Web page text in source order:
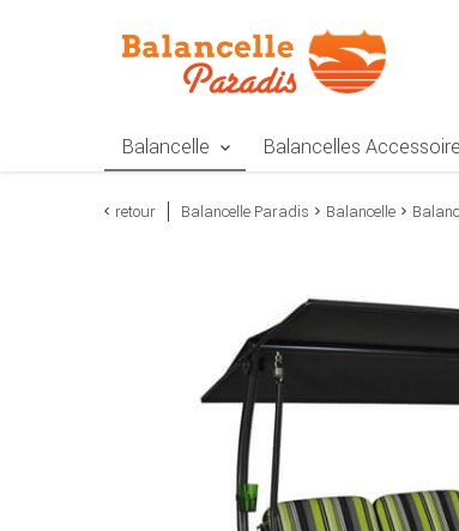
Balancelle Balancelles
retour Balancelle Paradis Balancelle